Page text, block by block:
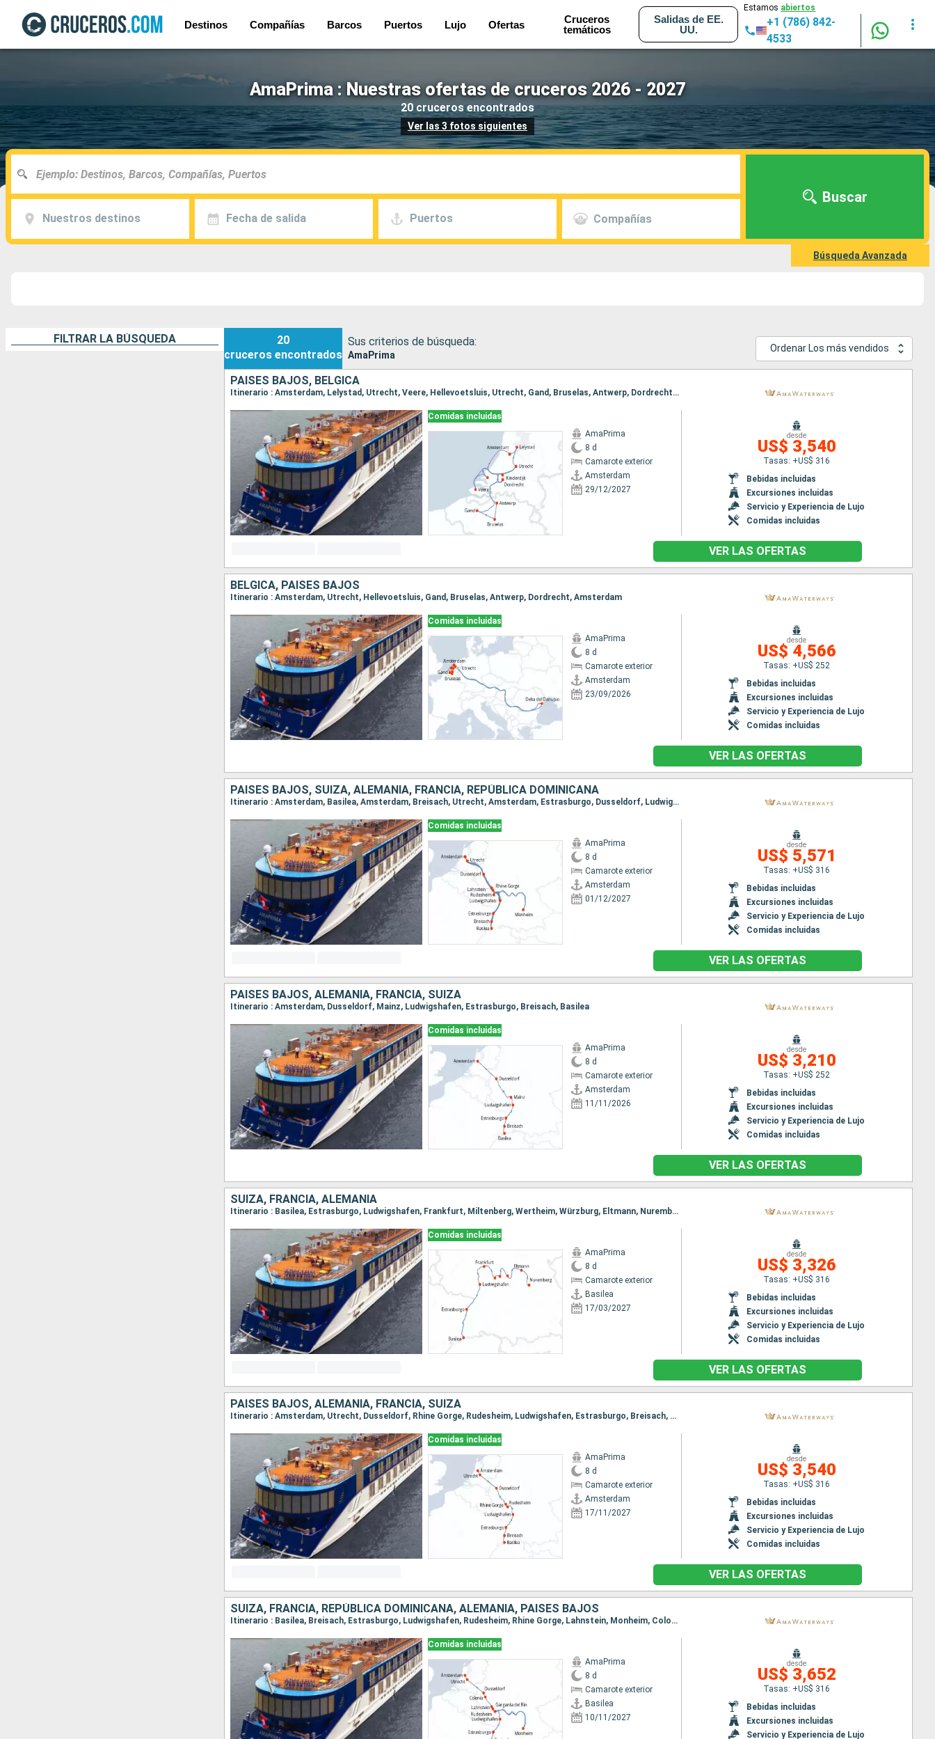
Destinos Compañías Barcos Puertos Lujo Ofertas
Cruceros
temáticos
Salidas de EE.
UU.
Estamos abiertos
+1 (786) 842-
4533
AmaPrima : Nuestras ofertas de cruceros 2026 - 2027
20 cruceros encontrados
Ver las 3 fotos siguientes
Nuestros destinos Fecha de salida Puertos Compañías
Buscar
Búsqueda Avanzada
FILTRAR LA BÚSQUEDA
20
cruceros encontrados
Sus criterios de búsqueda:
AmaPrima
Ordenar Los más vendidos
PAISES BAJOS, BÉLGICA
Itinerario : Amsterdam, Lelystad, Utrecht, Veere, Hellevoetsluis, Utrecht, Gand, Bruselas, Antwerp, Dordrecht, Kinderdijk, Dordrecht, Amsterdam
Comidas incluidas
AmaPrima
8 d
Camarote exterior
Amsterdam
29/12/2027
desde
US$ 3,540
Tasas: +US$ 316
Bebidas incluidas
Excursiones incluidas
Servicio y Experiencia de Lujo
Comidas incluidas
VER LAS OFERTAS
BÉLGICA, PAISES BAJOS
Itinerario : Amsterdam, Utrecht, Hellevoetsluis, Gand, Bruselas, Antwerp, Dordrecht, Amsterdam
Comidas incluidas
AmaPrima
8 d
Camarote exterior
Amsterdam
23/09/2026
desde
US$ 4,566
Tasas: +US$ 252
Bebidas incluidas
Excursiones incluidas
Servicio y Experiencia de Lujo
Comidas incluidas
VER LAS OFERTAS
PAISES BAJOS, SUIZA, ALEMANIA, FRANCIA, REPÚBLICA DOMINICANA
Itinerario : Amsterdam, Basilea, Amsterdam, Breisach, Utrecht, Amsterdam, Estrasburgo, Dusseldorf, Ludwigshafen, Rhine Gorge, Rudesheim, Ludwigshafen, Rhine Gorge, Lahnstein, Estrasburgo, Dusseldorf, Monheim, Breisach, Utrecht, Amsterdam, Basilea, Amsterdam
Comidas incluidas
AmaPrima
8 d
Camarote exterior
Amsterdam
01/12/2027
desde
US$ 5,571
Tasas: +US$ 316
Bebidas incluidas
Excursiones incluidas
Servicio y Experiencia de Lujo
Comidas incluidas
VER LAS OFERTAS
PAISES BAJOS, ALEMANIA, FRANCIA, SUIZA
Itinerario : Amsterdam, Dusseldorf, Mainz, Ludwigshafen, Estrasburgo, Breisach, Basilea
Comidas incluidas
AmaPrima
8 d
Camarote exterior
Amsterdam
11/11/2026
desde
US$ 3,210
Tasas: +US$ 252
Bebidas incluidas
Excursiones incluidas
Servicio y Experiencia de Lujo
Comidas incluidas
VER LAS OFERTAS
SUIZA, FRANCIA, ALEMANIA
Itinerario : Basilea, Estrasburgo, Ludwigshafen, Frankfurt, Miltenberg, Wertheim, Würzburg, Eltmann, Nuremberg
Comidas incluidas
AmaPrima
8 d
Camarote exterior
Basilea
17/03/2027
desde
US$ 3,326
Tasas: +US$ 316
Bebidas incluidas
Excursiones incluidas
Servicio y Experiencia de Lujo
Comidas incluidas
VER LAS OFERTAS
PAISES BAJOS, ALEMANIA, FRANCIA, SUIZA
Itinerario : Amsterdam, Utrecht, Dusseldorf, Rhine Gorge, Rudesheim, Ludwigshafen, Estrasburgo, Breisach, Basilea
Comidas incluidas
AmaPrima
8 d
Camarote exterior
Amsterdam
17/11/2027
desde
US$ 3,540
Tasas: +US$ 316
Bebidas incluidas
Excursiones incluidas
Servicio y Experiencia de Lujo
Comidas incluidas
VER LAS OFERTAS
SUIZA, FRANCIA, REPÚBLICA DOMINICANA, ALEMANIA, PAISES BAJOS
Itinerario : Basilea, Breisach, Estrasburgo, Ludwigshafen, Rudesheim, Rhine Gorge, Lahnstein, Monheim, Colonia, Dusseldorf, Utrecht, Amsterdam
Comidas incluidas
AmaPrima
8 d
Camarote exterior
Basilea
10/11/2027
desde
US$ 3,652
Tasas: +US$ 316
Bebidas incluidas
Excursiones incluidas
Servicio y Experiencia de Lujo